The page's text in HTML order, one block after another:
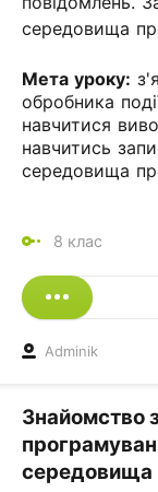
середовища
Мета уроку:
обробника
навчитися
навчитись
середовища
8 клас
Adminik
Знайомство
середовища